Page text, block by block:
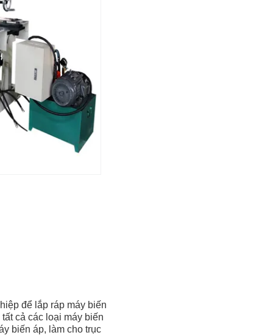
để lắp ráp máy biến
cả các loại máy biến
biến áp, làm cho trục